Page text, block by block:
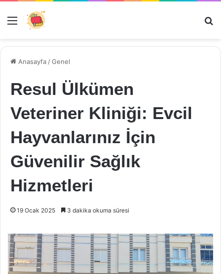
Menü
Anasayfa /Genel
Resul Ülkümen
Veteriner Kliniği: Evcil
Hayvanlarınız İçin
Güvenilir Sağlık
Hizmetleri
19 Ocak 2025 3 dakika okuma süresi